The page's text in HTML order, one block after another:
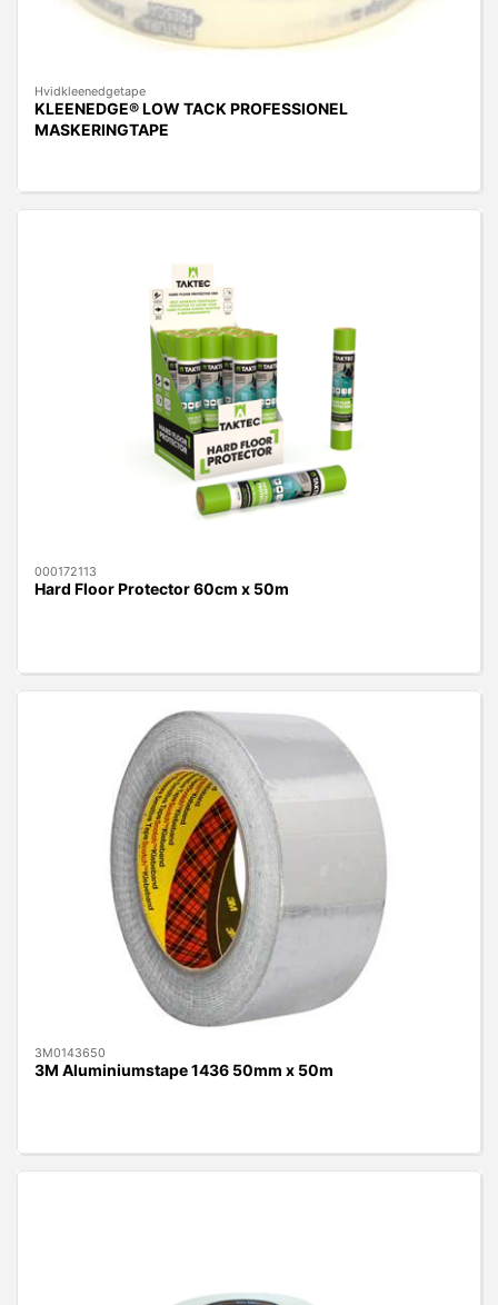
Hvidkleenedgetape
KLEENEDGE® LOW TACK PROFESSIONEL
MASKERINGTAPE
000172113
Hard Floor Protector 60cm x 50m
3M0143650
3M Aluminiumstape 1436 50mm x 50m